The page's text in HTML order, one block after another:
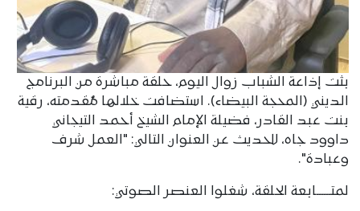
بثت إذاعة الشباب زوال اليوم، حلقة مباشرة من البرنامج
الديني (المحجة البيضاء). استضافت خلالها مُقدمته، رقية
بنت عبد القادر، فضيلة الإمام الشيخ أحمد التيجاني
داوود جاه، للحديث عن العنوان التالي: "العمل شرف
وعبادة".
لمتــــــابعة الحلقة، شغلوا العنصر الصوتي: